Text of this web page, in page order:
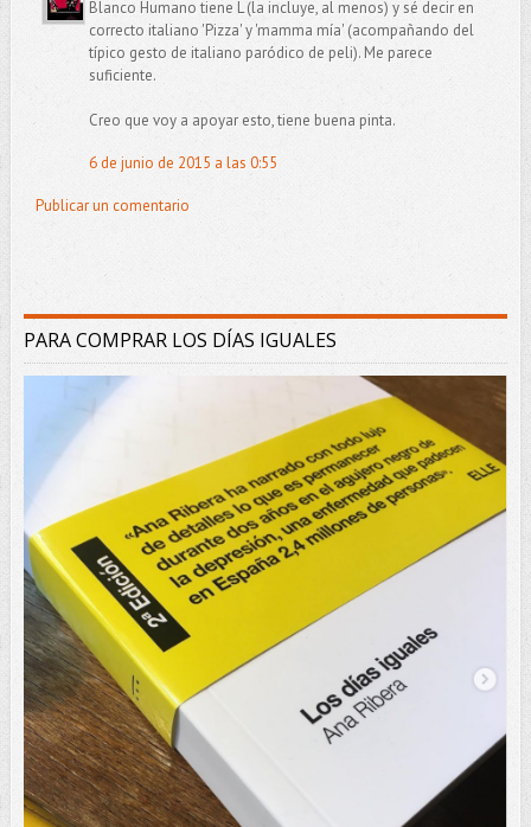
Blanco Humano tiene L (la incluye, al menos) y sé decir en
correcto italiano 'Pizza' y 'mamma mía' (acompañando del
típico gesto de italiano paródico de peli). Me parece
suficiente.
Creo que voy a apoyar esto, tiene buena pinta.
6 de junio de 2015 a las 0:55
Publicar un comentario
PARA COMPRAR LOS DÍAS IGUALES